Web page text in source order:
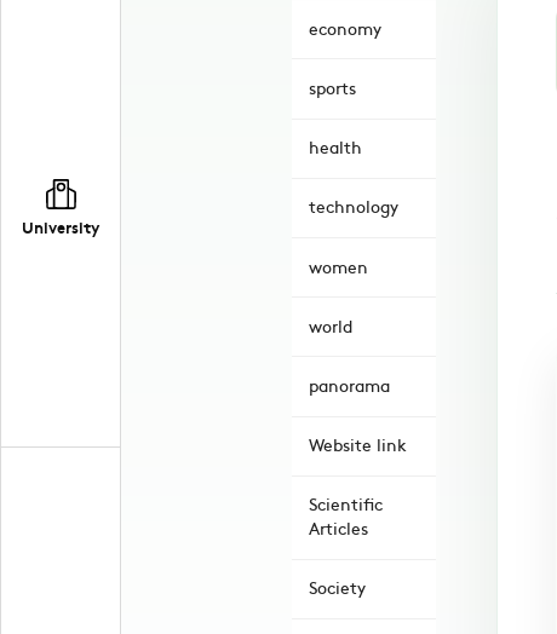
University
economy
sports
health
technology
women
world
panorama
Website link
Scientific
Articles
Society